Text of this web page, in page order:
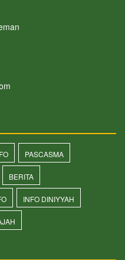
PASCASMA
BERITA
INFO DINIYYAH